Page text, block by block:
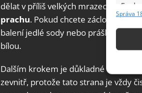
Funkce
Správa
dělat v příliš velkých mrazech.
Před
prachu. Pokud chcete záclonu
balení jedlé sody nebo prášku do
bílou.
Dalším krokem je důkladné
zevnitř, protože tato strana je vždy